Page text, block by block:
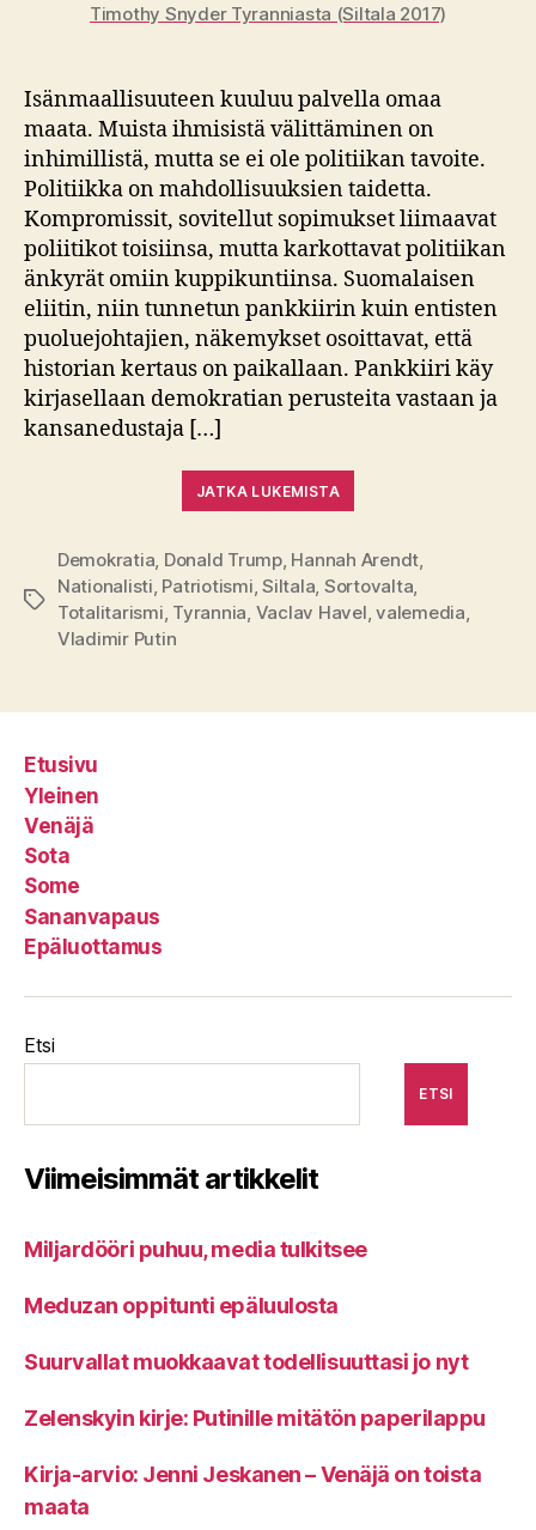
Timothy Snyder Tyranniasta (Siltala 2017)
Isänmaallisuuteen kuuluu palvella omaa
maata. Muista ihmisistä välittäminen on
inhimillistä, mutta se ei ole politiikan tavoite.
Politiikka on mahdollisuuksien taidetta.
Kompromissit, sovitellut sopimukset liimaavat
poliitikot toisiinsa, mutta karkottavat politiikan
änkyrät omiin kuppikuntiinsa. Suomalaisen
eliitin, niin tunnetun pankkiirin kuin entisten
puoluejohtajien, näkemykset osoittavat, että
historian kertaus on paikallaan. Pankkiiri käy
kirjasellaan demokratian perusteita vastaan ja
kansanedustaja […]
JATKA LUKEMISTA
Avainsanat
Demokratia, Donald Trump, Hannah Arendt,
Nationalisti, Patriotismi,Siltala, Sortovalta,
Totalitarismi, Tyrannia, Vaclav Havel,valemedia,
Vladimir Putin
Etusivu
Yleinen
Venäjä
Sota
Some
Sananvapaus
Epäluottamus
Etsi
ETSI
Viimeisimmät artikkelit
Miljardööri puhuu, media tulkitsee
Meduzan oppitunti epäluulosta
Suurvallat muokkaavat todellisuuttasi jo nyt
Zelenskyin kirje: Putinille mitätön paperilappu
Kirja-arvio: Jenni Jeskanen – Venäjä on toista
maata